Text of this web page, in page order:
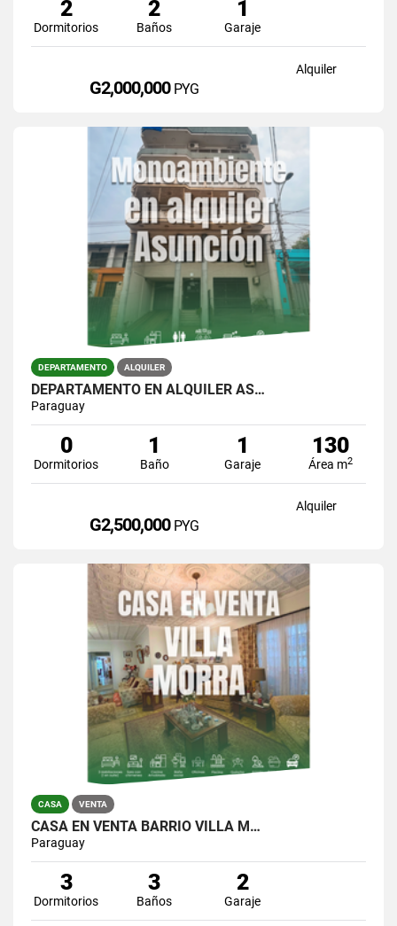
2
Dormitorios
2
Baños
1
Garaje
Alquiler
G2,000,000 PYG
DEPARTAMENTO ALQUILER
DEPARTAMENTO EN ALQUILER AS…
Paraguay
0
Dormitorios
1
Baño
1
Garaje
130
Área m2
Alquiler
G2,500,000 PYG
CASA VENTA
CASA EN VENTA BARRIO VILLA M…
Paraguay
3
Dormitorios
3
Baños
2
Garaje